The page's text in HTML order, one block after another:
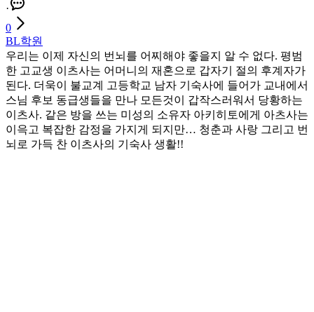
·
0
BL학원
우리는 이제 자신의 번뇌를 어찌해야 좋을지 알 수 없다. 평범
한 고교생 이츠사는 어머니의 재혼으로 갑자기 절의 후계자가
된다. 더욱이 불교계 고등학교 남자 기숙사에 들어가 교내에서
스님 후보 동급생들을 만나 모든것이 갑작스러워서 당황하는
이츠사. 같은 방을 쓰는 미성의 소유자 아키히토에게 아츠사는
이윽고 복잡한 감정을 가지게 되지만… 청춘과 사랑 그리고 번
뇌로 가득 찬 이츠사의 기숙사 생활!!